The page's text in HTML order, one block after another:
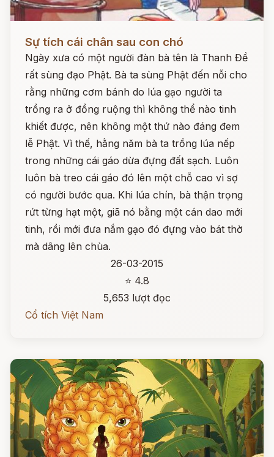
Sự tích cái chân sau con chó
Ngày xưa có một người đàn bà tên là Thanh Đề
rất sùng đạo Phật. Bà ta sùng Phật đến nỗi cho
rằng những cơm bánh do lúa gạo người ta
trồng ra ở đồng ruộng thì không thể nào tinh
khiết được, nên không một thứ nào đáng đem
lễ Phật. Vì thế, hằng năm bà ta trồng lúa nếp
trong những cái gáo dừa đựng đất sạch. Luôn
luôn bà treo cái gáo đó lên một chỗ cao vì sợ
có người bước qua. Khi lúa chín, bà thận trọng
rứt từng hạt một, giã nó bằng một cán dao mới
tinh, rồi mới đưa nắm gạo đó đựng vào bát thờ
mà dâng lên chùa.
26-03-2015
⭐ 4.8
5,653 lượt đọc
Cổ tích Việt Nam